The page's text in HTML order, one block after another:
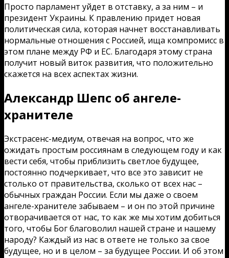
Просто парламент уйдет в отставку, а за ним – и
президент Украины. К правлению придет новая
политическая сила, которая начнет восстанавливать
нормальные отношения с Россией, ища компромисс в
этом плане между РФ и ЕС. Благодаря этому страна
получит новый виток развития, что положительно
скажется на всех аспектах жизни.
Александр Шепс об ангеле-
хранителе
Экстрасенс-медиум, отвечая на вопрос, что же
ожидать простым россиянам в следующем году и как
вести себя, чтобы приблизить светлое будущее,
постоянно подчеркивает, что все это зависит не
столько от правительства, сколько от всех нас –
обычных граждан России. Если мы даже о своем
ангеле-хранителе забываем – и он по этой причине
отворачивается от нас, то как же мы хотим добиться
того, чтобы Бог благоволил нашей стране и нашему
народу? Каждый из нас в ответе не только за свое
будущее, но и в целом – за будущее России. И об этом